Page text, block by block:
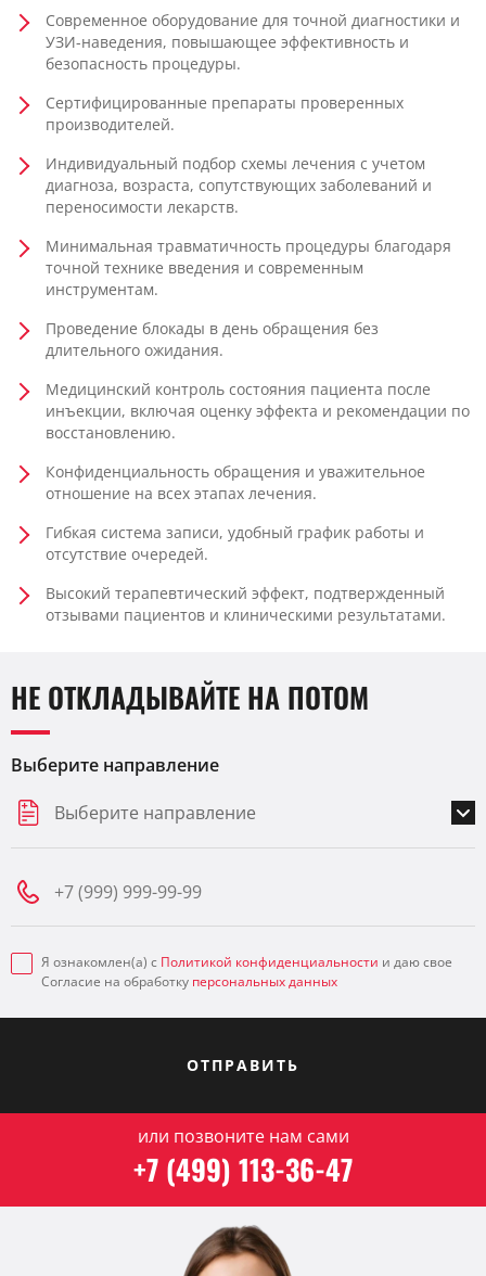
Современное оборудование для точной диагностики и
УЗИ-наведения, повышающее эффективность и
безопасность процедуры.
Сертифицированные препараты проверенных
производителей.
Индивидуальный подбор схемы лечения с учетом
диагноза, возраста, сопутствующих заболеваний и
переносимости лекарств.
Минимальная травматичность процедуры благодаря
точной технике введения и современным
инструментам.
Проведение блокады в день обращения без
длительного ожидания.
Медицинский контроль состояния пациента после
инъекции, включая оценку эффекта и рекомендации по
восстановлению.
Конфиденциальность обращения и уважительное
отношение на всех этапах лечения.
Гибкая система записи, удобный график работы и
отсутствие очередей.
Высокий терапевтический эффект, подтвержденный
отзывами пациентов и клиническими результатами.
НЕ ОТКЛАДЫВАЙТЕ НА ПОТОМ
Выберите направление
Выберите направление
Я ознакомлен(а) с Политикой конфиденциальности и даю свое
Согласие на обработку персональных данных
ОТПРАВИТЬ
или позвоните нам сами
+7 (499) 113-36-47